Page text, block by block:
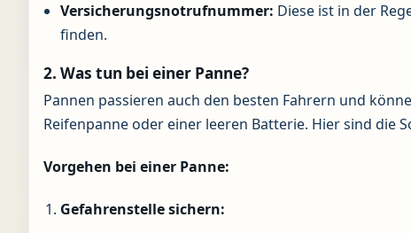
Versicherungsnotrufnummer: Diese ist in der
finden.
2. Was tun bei einer Panne?
Pannen passieren auch den besten Fahrern und
Reifenpanne oder einer leeren Batterie. Hier sind die
Vorgehen bei einer Panne:
Gefahrenstelle sichern: